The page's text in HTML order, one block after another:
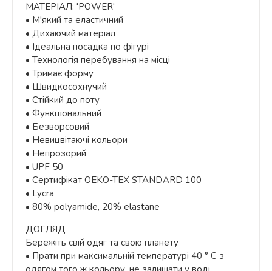
МАТЕРІАЛ: 'POWER'
• М'який та еластичний
• Дихаючий матеріал
• Ідеальна посадка по фігурі
• Технологія перебування на місці
• Тримає форму
• Швидкосохнучий
• Стійкий до поту
• Функціональний
• Безворсовий
• Невицвітаючі кольори
• Непрозорий
• UPF 50
• Сертифікат OEKO-TEX STANDARD 100
• Lycra
• 80% polyamide, 20% elastane
ДОГЛЯД
Бережіть свій одяг та свою планету
• Прати при максимальній температурі 40 ° C з